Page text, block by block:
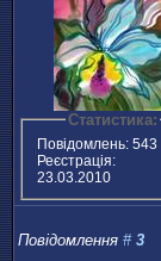
Статистика:
Повідомлень: 543
Реєстрація:
23.03.2010
Повідомлення # 3